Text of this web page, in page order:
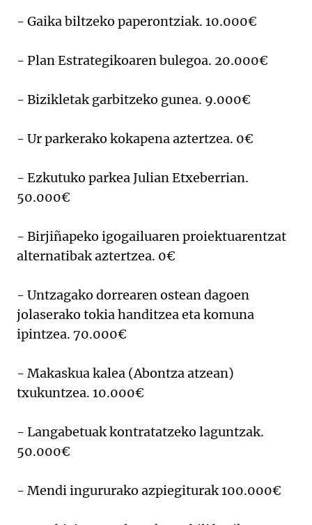
- Gaika biltzeko paperontziak. 10.000€
- Plan Estrategikoaren bulegoa. 20.000€
- Bizikletak garbitzeko gunea. 9.000€
- Ur parkerako kokapena aztertzea. 0€
- Ezkutuko parkea Julian Etxeberrian.
50.000€
- Birjiñapeko igogailuaren proiektuarentzat
alternatibak aztertzea. 0€
- Untzagako dorrearen ostean dagoen
jolaserako tokia handitzea eta komuna
ipintzea. 70.000€
- Makaskua kalea (Abontza atzean)
txukuntzea. 10.000€
- Langabetuak kontratatzeko laguntzak.
50.000€
- Mendi ingururako azpiegiturak 100.000€